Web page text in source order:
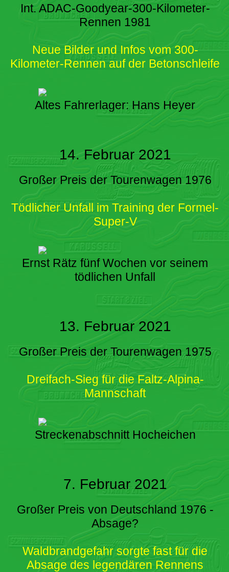
Int. ADAC-Goodyear-300-Kilometer-
Rennen 1981
Neue Bilder und Infos vom 300-
Kilometer-Rennen auf der Betonschleife
Altes Fahrerlager: Hans Heyer
14. Februar 2021
Großer Preis der Tourenwagen 1976
Tödlicher Unfall im Training der Formel-
Super-V
Ernst Rätz fünf Wochen vor seinem
tödlichen Unfall
13. Februar 2021
Großer Preis der Tourenwagen 1975
Dreifach-Sieg für die Faltz-Alpina-
Mannschaft
Streckenabschnitt Hocheichen
7. Februar 2021
Großer Preis von Deutschland 1976 -
Absage?
Waldbrandgefahr sorgte fast für die
Absage des legendären Rennens